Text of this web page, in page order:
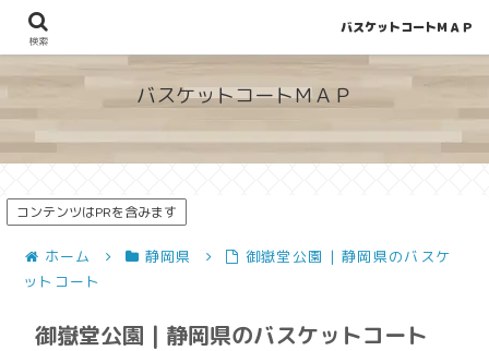
地図から探せる！穴場が見つかるバスケットコート情報
バスケットコートＭＡＰ
コンテンツはPRを含みます
ホーム 静岡県
御嶽堂公園 | 静岡県のバスケ
ットコート
御嶽堂公園 | 静岡県のバスケットコート
検索
バスケットコートＭＡＰ